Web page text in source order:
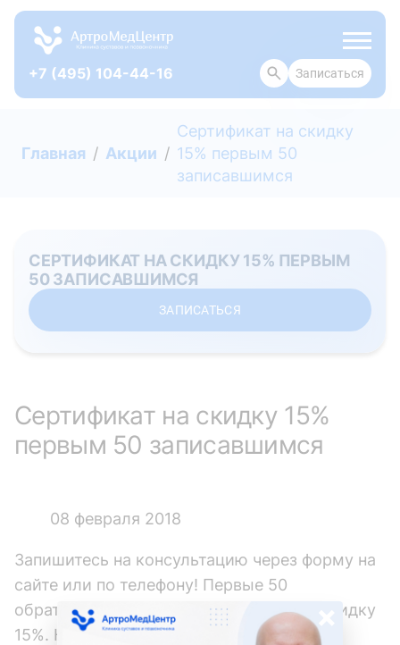
+7 (495) 104-44-16 Записаться
О КЛИНИКЕ
Главная Акции
Сертификат на скидку
15% первым 50
записавшимся
СЕРТИФИКАТ НА СКИДКУ 15% ПЕРВЫМ
50 ЗАПИСАВШИМСЯ
ЗАПИСАТЬСЯ
Сертификат на скидку 15%
первым 50 записавшимся
08 февраля 2018
Запишитесь на консультацию через форму на
сайте или по телефону! Первые 50
обратившихся получат сертификат на скидку
15%. Кодовое слово при записи: